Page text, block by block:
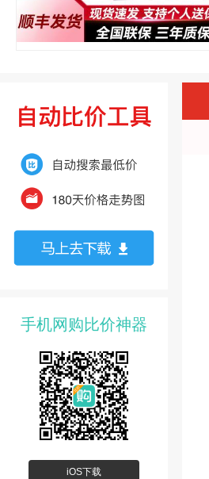
手机网购比价神器
iOS下载